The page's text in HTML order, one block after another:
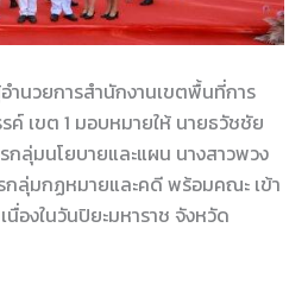
ำนวยการสำนักงานเขตพื้นที่การ
ค์ เขต 1 มอบหมายให้ นายธวัชชัย
ลุ่มนโยบายและแผน นางสาวพวง
ลุ่มกฏหมายและคดี พร้อมคณะ เข้า
องในวันปิยะมหาราช จังหวัด